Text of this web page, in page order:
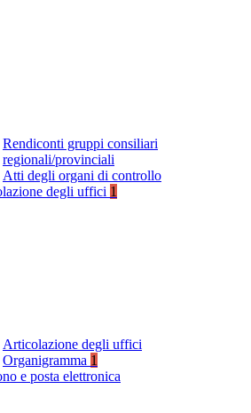
Rendiconti gruppi consiliari
regionali/provinciali
Atti degli organi di controllo
degli uffici 1
Articolazione degli uffici
Organigramma 1
e posta elettronica